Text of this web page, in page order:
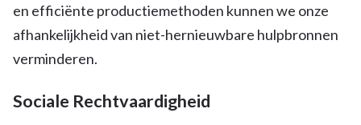
en efficiënte productiemethoden kunnen we onze
afhankelijkheid van niet-hernieuwbare hulpbronnen
verminderen.
Sociale Rechtvaardigheid